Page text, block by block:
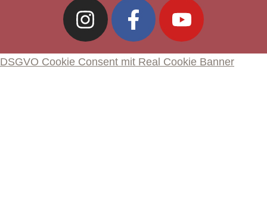
DSGVO Cookie Consent mit Real Cookie Banner